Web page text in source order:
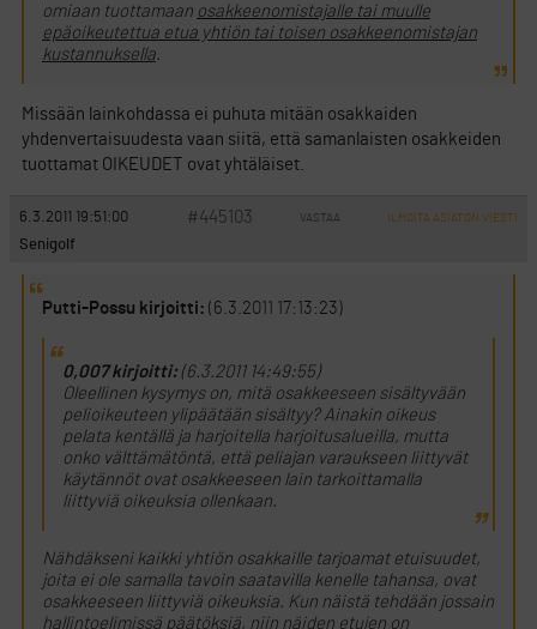
omiaan tuottamaan osakkeenomistajalle tai muulle
epäoikeutettua etua yhtiön tai toisen osakkeenomistajan
kustannuksella.
Missään lainkohdassa ei puhuta mitään osakkaiden
yhdenvertaisuudesta vaan siitä, että samanlaisten osakkeiden
tuottamat OIKEUDET ovat yhtäläiset.
6.3.2011 19:51:00 #445103 VASTAA ILMOITA ASIATON VIESTI
Senigolf
Putti-Possu kirjoitti: (6.3.2011 17:13:23)
0,007 kirjoitti:(6.3.2011 14:49:55)
Oleellinen kysymys on, mitä osakkeeseen sisältyvään
pelioikeuteen ylipäätään sisältyy? Ainakin oikeus
pelata kentällä ja harjoitella harjoitusalueilla, mutta
onko välttämätöntä, että peliajan varaukseen liittyvät
käytännöt ovat osakkeeseen lain tarkoittamalla
liittyviä oikeuksia ollenkaan.
Nähdäkseni kaikki yhtiön osakkaille tarjoamat etuisuudet,
joita ei ole samalla tavoin saatavilla kenelle tahansa, ovat
osakkeeseen liittyviä oikeuksia. Kun näistä tehdään jossain
hallintoelimissä päätöksiä, niin näiden etujen on